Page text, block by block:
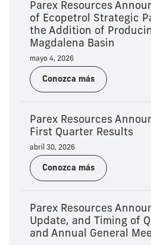
Parex Resources
of Ecopetrol Strategic
the Addition of
Magdalena Basin
mayo 4, 2026
Conozca más
Parex Resources
First Quarter Results
abril 30, 2026
Conozca más
Parex Resources
Update, and Timing of
and Annual General